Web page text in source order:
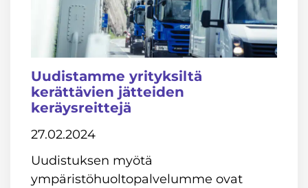
Uudistamme yrityksiltä
kerättävien jätteiden
keräysreittejä
27.02.2024
Uudistuksen myötä
ympäristöhuoltopalvelumme ovat